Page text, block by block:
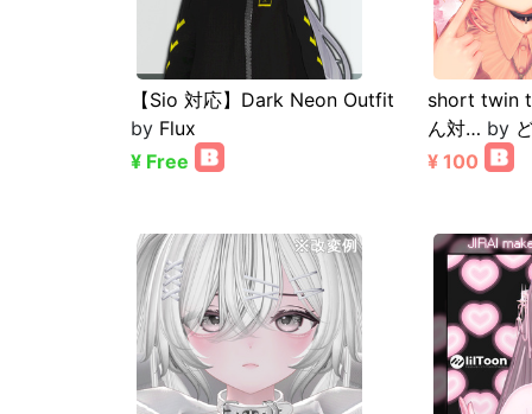
【Sio 対応】Dark Neon Outfit
by Flux
¥ Free
short twin
ん対… by
¥ 100